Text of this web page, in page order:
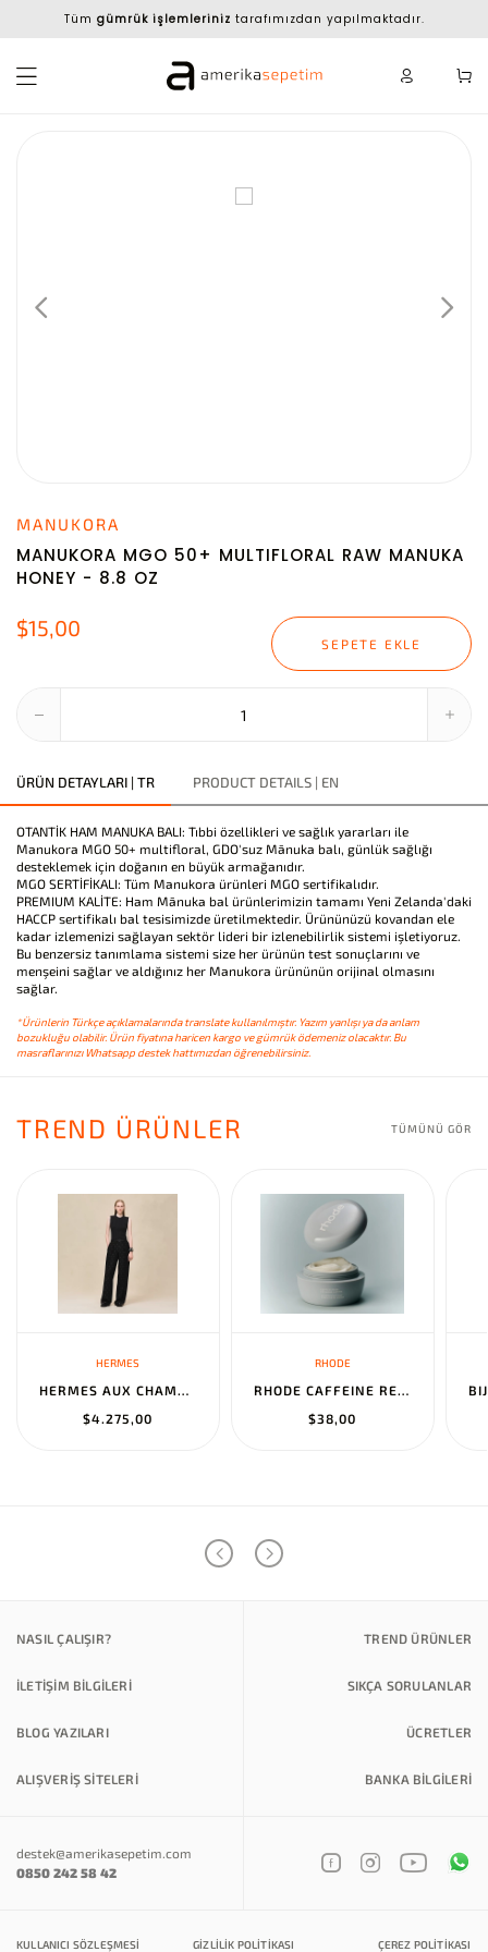
Tüm gümrük işlemleriniz tarafımızdan yapılmaktadır.
MANUKORA
MANUKORA MGO 50+ MULTIFLORAL RAW MANUKA
HONEY - 8.8 OZ
$15,00
SEPETE EKLE
ÜRÜN DETAYLARI | TR PRODUCT DETAILS | EN
OTANTİK HAM MANUKA BALI: Tıbbi özellikleri ve sağlık yararları ile
Manukora MGO 50+ multifloral, GDO'suz Mānuka balı, günlük sağlığı
desteklemek için doğanın en büyük armağanıdır.
MGO SERTİFİKALI: Tüm Manukora ürünleri MGO sertifikalıdır.
PREMIUM KALİTE: Ham Mānuka bal ürünlerimizin tamamı Yeni Zelanda'daki
HACCP sertifikalı bal tesisimizde üretilmektedir. Ürününüzü kovandan ele
kadar izlemenizi sağlayan sektör lideri bir izlenebilirlik sistemi işletiyoruz.
Bu benzersiz tanımlama sistemi size her ürünün test sonuçlarını ve
menşeini sağlar ve aldığınız her Manukora ürününün orijinal olmasını
sağlar.
*Ürünlerin Türkçe açıklamalarında translate kullanılmıştır. Yazım yanlışı ya da anlam
bozukluğu olabilir. Ürün fiyatına haricen kargo ve gümrük ödemeniz olacaktır. Bu
masraflarınızı Whatsapp destek hattımızdan öğrenebilirsiniz.
TREND ÜRÜNLER TÜMÜNÜ GÖR
HERMES
HERMES AUX CHAMPS EN FLEURS" PANTS NOIR
$4.275,00
RHODE
RHODE CAFFEINE RESET SCULPTING CREAM MASK
$38,00
NASIL ÇALIŞIR? TREND ÜRÜNLER
İLETİŞİM BİLGİLERİ SIKÇA SORULANLAR
BLOG YAZILARI ÜCRETLER
ALIŞVERİŞ SİTELERİ BANKA BILGILERI
destek@amerikasepetim.com
0850 242 58 42
KULLANICI SÖZLEŞMESI GIZLILIK POLITIKASI ÇEREZ POLITIKASI